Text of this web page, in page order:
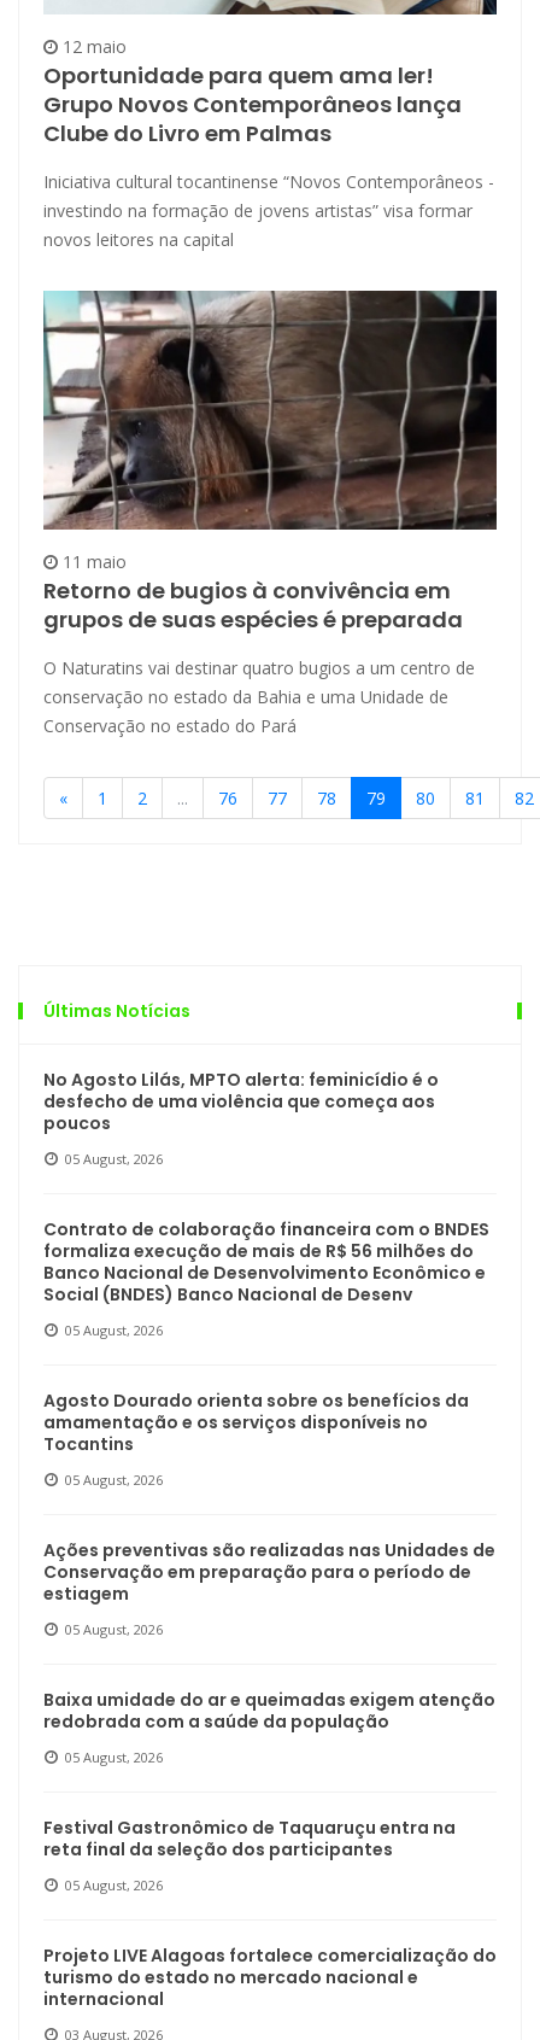
12 maio
Oportunidade para quem ama ler!
Grupo Novos Contemporâneos lança
Clube do Livro em Palmas
Iniciativa cultural tocantinense “Novos Contemporâneos -
investindo na formação de jovens artistas” visa formar
novos leitores na capital
11 maio
Retorno de bugios à convivência em
grupos de suas espécies é preparada
O Naturatins vai destinar quatro bugios a um centro de
conservação no estado da Bahia e uma Unidade de
Conservação no estado do Pará
« 1 2 ... 76 77 78 79 80 81 82
Últimas Notícias
No Agosto Lilás, MPTO alerta: feminicídio é o
desfecho de uma violência que começa aos
poucos
05 August, 2026
Contrato de colaboração financeira com o BNDES
formaliza execução de mais de R$ 56 milhões do
Banco Nacional de Desenvolvimento Econômico e
Social (BNDES) Banco Nacional de Desenv
05 August, 2026
Agosto Dourado orienta sobre os benefícios da
amamentação e os serviços disponíveis no
Tocantins
05 August, 2026
Ações preventivas são realizadas nas Unidades de
Conservação em preparação para o período de
estiagem
05 August, 2026
Baixa umidade do ar e queimadas exigem atenção
redobrada com a saúde da população
05 August, 2026
Festival Gastronômico de Taquaruçu entra na
reta final da seleção dos participantes
05 August, 2026
Projeto LIVE Alagoas fortalece comercialização do
turismo do estado no mercado nacional e
internacional
03 August, 2026